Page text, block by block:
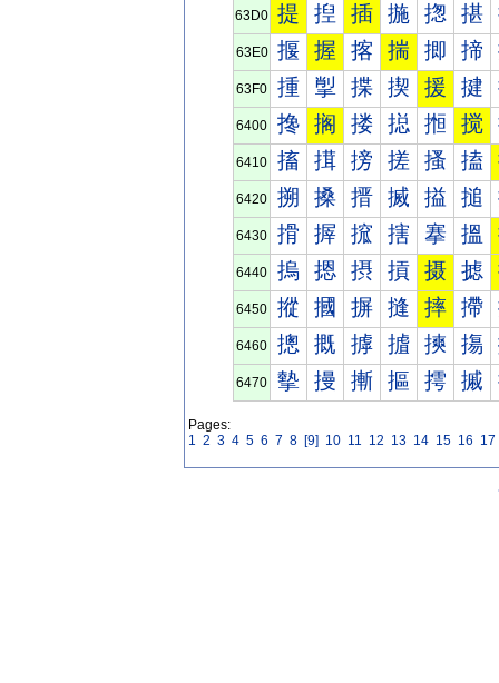
63D0 提 揑 插 揓 揔 揕
63E0 揠 握 揢 揣 揤 揥
63F0 揰 揱 揲 揳 援 揵
6400 搀 搁 搂 搃 搄 搅
6410 搐 搑 搒 搓 搔 搕
6420 搠 搡 搢 搣 搤 搥
6430 搰 搱 搲 搳 搴 搵
6440 摀 摁 摂 摃 摄 摅
6450 摐 摑 摒 摓 摔 摕
6460 摠 摡 摢 摣 摤 摥
6470 摰 摱 摲 摳 摴 摵
Pages:
1 2 3 4 5 6 7 8 [9] 10 11 12 13 14 15 16 17